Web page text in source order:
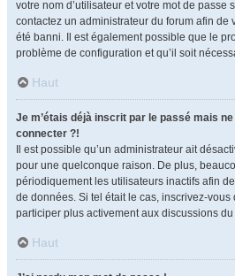
votre nom d’utilisateur et votre mot de passe
contactez un administrateur du forum afin de
été banni. Il est également possible que le
problème de configuration et qu’il soit
Haut
Je m’étais déjà inscrit par le passé mais
connecter ?!
Il est possible qu’un administrateur ait
pour une quelconque raison. De plus,
périodiquement les utilisateurs inactifs afin
de données. Si tel était le cas, inscrivez-
participer plus activement aux discussions du
Haut